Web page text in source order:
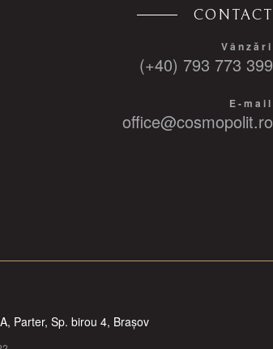
CONTACT
Vânzări
(+40) 793 773 399
E-mail
office@cosmopolit.ro
Parter, Sp. birou 4, Brașov